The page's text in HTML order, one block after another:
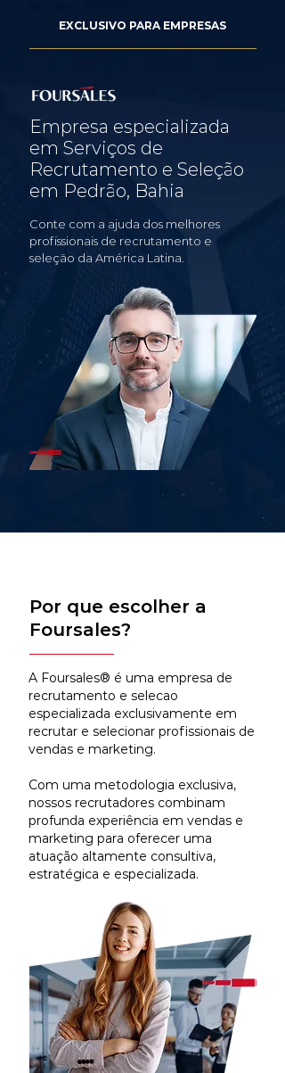
EXCLUSIVO PARA EMPRESAS
Empresa especializada
em Serviços de
Recrutamento e Seleção
em Pedrão, Bahia
Conte com a ajuda dos melhores
profissionais de recrutamento e
seleção da América Latina.
Por que escolher a
Foursales?
A Foursales® é uma empresa de
recrutamento e selecao
especializada exclusivamente em
recrutar e selecionar profissionais de
vendas e marketing.
Com uma metodologia exclusiva,
nossos recrutadores combinam
profunda experiência em vendas e
marketing para oferecer uma
atuação altamente consultiva,
estratégica e especializada.